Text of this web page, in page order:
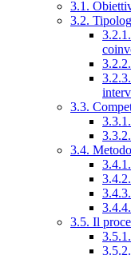
3.1.
3.2.
3.3.
3.4.
3.5. Il